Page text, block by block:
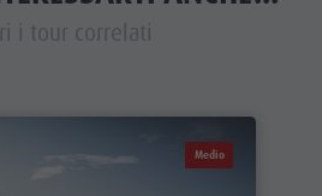
i tour correlati
Medio